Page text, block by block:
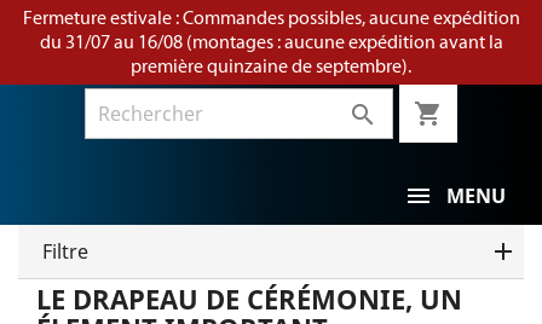
Fermeture estivale : Commandes possibles, aucune expédition
du 31/07 au 16/08 (montages : aucune expédition avant la
première quinzaine de septembre).
 shopping_cart
MENU
Filtre
LE DRAPEAU DE CÉRÉMONIE, UN